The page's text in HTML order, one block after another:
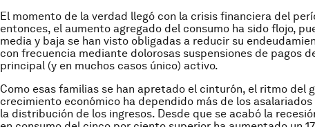
El momento de la verdad llegó con la crisis financiera del
entonces, el aumento agregado del consumo ha sido flojo,
media y baja se han visto obligadas a reducir su
con frecuencia mediante dolorosas suspensiones de pagos
principal (y en muchos casos único) activo.
Como esas familias se han apretado el cinturón, el ritmo del
crecimiento económico ha dependido más de los
la distribución de los ingresos. Desde que se acabó la